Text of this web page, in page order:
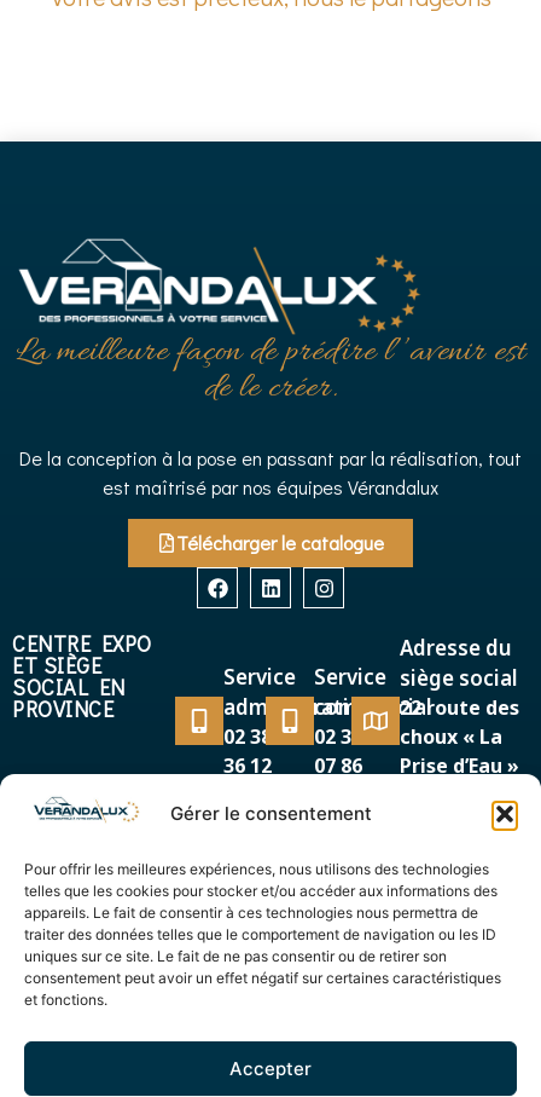
Gérer le consentement
Pour offrir les meilleures expériences, nous utilisons des technologies
telles que les cookies pour stocker et/ou accéder aux informations des
appareils. Le fait de consentir à ces technologies nous permettra de
traiter des données telles que le comportement de navigation ou les ID
uniques sur ce site. Le fait de ne pas consentir ou de retirer son
consentement peut avoir un effet négatif sur certaines caractéristiques
et fonctions.
Accepter
La meilleure façon de prédire l’’avenir est
de le créer.
De la conception à la pose en passant par la réalisation, tout
est maîtrisé par nos équipes Vérandalux
Télécharger le catalogue
CENTRE EXPO
ET SIÈGE
SOCIAL EN
PROVINCE
Service
administratif
02 38 38
36 12
Service
commercial
02 38 38
07 86
Adresse du
siège social
22 route des
choux « La
Prise d’Eau »
45500 GIEN
EN RÉGION
PARISIENNE
Service
commercial
01 69 12
44 00
87/89, avenue de la
Cour de France
91260 JUVISY SUR
ORGE